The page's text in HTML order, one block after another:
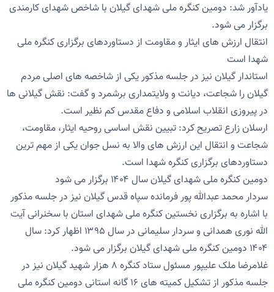
یادآور شد: دومین کنگره ملی شهدای گیلان با شاخص شهدای کارمندی
برگزار می شود.
انتقال ارزش های ایثار و مقاومت از دستاوردهای برگزاری کنگره ملی
شهدا است
استاندار گیلان نیز در جلسه مذکور یکی از شاخصه های اصلی مردم
گیلان را شجاعت، دیانت و ولایتمداری برشمرد و گفت: نقش گیلانی ها
در پیروزی انقلاب اسلامی و دفاع مقدس کم نظیر است.
ارسلان زارع تصریح کرد: تبیین نقش اساسی روحیه ایثار، مقاومت،
شجاعت و انتقال این ارزش های والا به نسل جوان یکی از مهم ترین
دستاوردهای برگزاری کنگره شهدا است.
دومین کنگره ملی شهدای گیلان سال ۱۴۰۴ برگزار می شود
سردار محمد عبدالله پور فرمانده سپاه قدس گیلان نیز در جلسه مذکور
با اشاره به برگزاری نخستین کنگره ملی شهدای استان با سخنرانی آیت
الله نوری همدانی و سردار سلیمانی در سال ۱۳۹۵ اظهار کرد: سال
۱۴۰۴ دومین کنگره ملی شهدای گیلان برگزار می شود.
غلامرضا ملک علیپور مسئول ستاد کنگره ۸ هزار شهید گیلان نیز در
جلسه مذکور از تشکیل کمیته های ۱۶ گانه استانی دومین کنگره ملی